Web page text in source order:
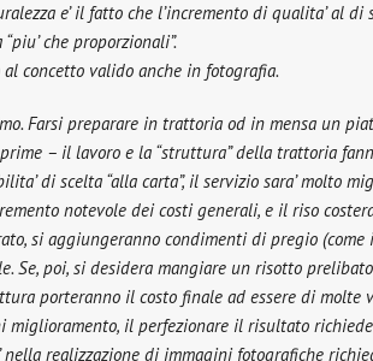
e’ il fatto che l’incremento di qualita’ al
che proporzionali”.
concetto valido anche in fotografia.
Farsi preparare in trattoria od in mensa un
– il lavoro e la “struttura” della trattoria
di scelta “alla carta”, il servizio sara’ molto
notevole dei costi generali, e il riso
si aggiungeranno condimenti di pregio
Se, poi, si desidera mangiare un risotto
porteranno il costo finale ad essere di
il perfezionare il risultato
realizzazione di immagini fotografiche